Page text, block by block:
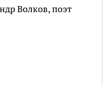
Волков, поэт